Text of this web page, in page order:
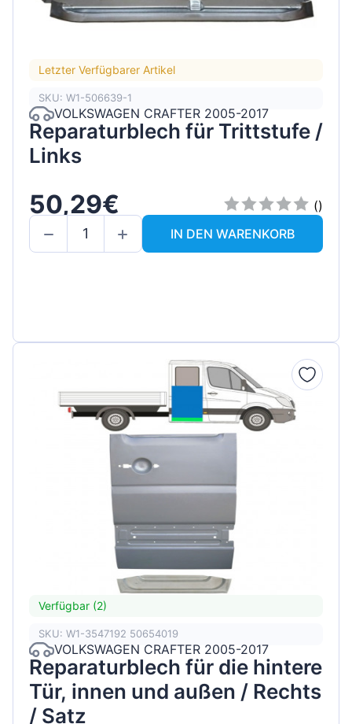
Letzter Verfügbarer Artikel
SKU: W1-506639-1
VOLKSWAGEN CRAFTER 2005-2017
Reparaturblech für Trittstufe /
Links
50,29€
()
IN DEN WARENKORB
Verfügbar (2)
SKU: W1-3547192 50654019
VOLKSWAGEN CRAFTER 2005-2017
Reparaturblech für die hintere
Tür, innen und außen / Rechts
/ Satz